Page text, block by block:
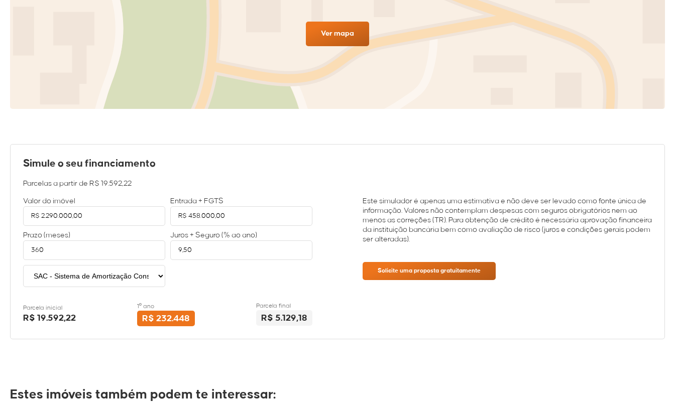
Ver mapa
Simule o seu financiamento
Parcelas a partir de R$ 19.592,22
Valor do imóvel Entrada + FGTS
Prazo (meses) Juros + Seguro (% ao ano)
Parcela inicial
R$ 19.592,22
1º ano
R$ 232.448
Parcela final
R$ 5.129,18
Este simulador é apenas uma estimativa e não deve ser levado como fonte única de
informação. Valores não contemplam despesas com seguros obrigatórios nem ao
menos as correções (TR). Para obtenção de crédito é necessária aprovação financeira
da instituição bancária bem como avaliação de risco (juros e condições gerais podem
ser alteradas).
Solicite uma proposta gratuitamente
Estes imóveis também podem te interessar: